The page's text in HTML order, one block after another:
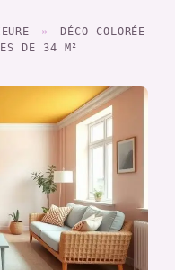
»
DÉCO COLORÉE
DE 34 M²